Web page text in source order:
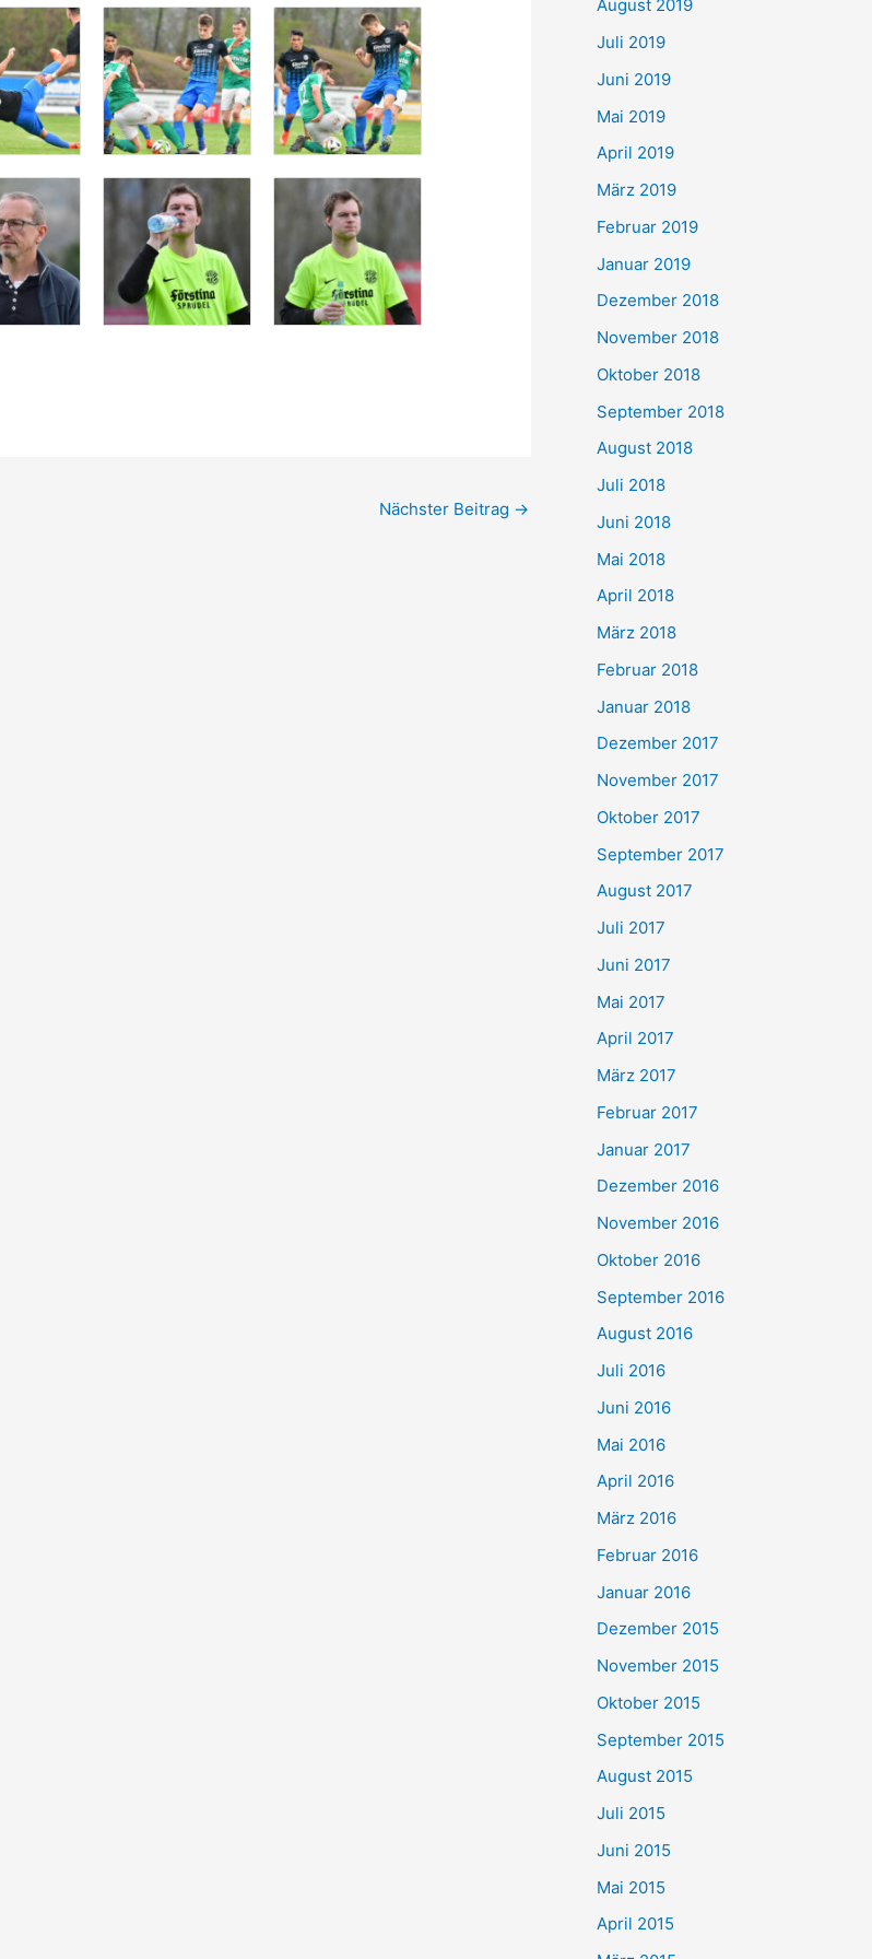
Nächster Beitrag →
August 2019
Juli 2019
Juni 2019
Mai 2019
April 2019
März 2019
Februar 2019
Januar 2019
Dezember 2018
November 2018
Oktober 2018
September 2018
August 2018
Juli 2018
Juni 2018
Mai 2018
April 2018
März 2018
Februar 2018
Januar 2018
Dezember 2017
November 2017
Oktober 2017
September 2017
August 2017
Juli 2017
Juni 2017
Mai 2017
April 2017
März 2017
Februar 2017
Januar 2017
Dezember 2016
November 2016
Oktober 2016
September 2016
August 2016
Juli 2016
Juni 2016
Mai 2016
April 2016
März 2016
Februar 2016
Januar 2016
Dezember 2015
November 2015
Oktober 2015
September 2015
August 2015
Juli 2015
Juni 2015
Mai 2015
April 2015